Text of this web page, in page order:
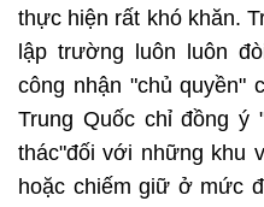
thực hiện rất khó khăn.
lập trường luôn luôn
công nhận "chủ quyền"
Trung Quốc chỉ đồng ý
thác"đối với những khu
hoặc chiếm giữ ở mức